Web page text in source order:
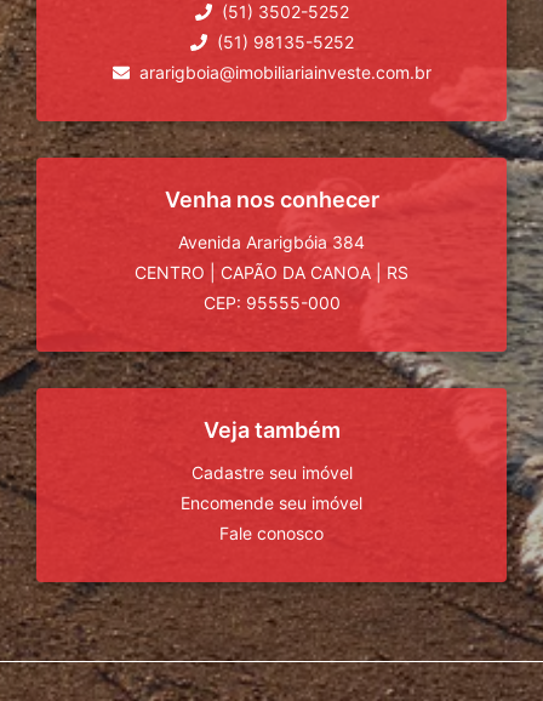
(51) 3502-5252
(51) 98135-5252
ararigboia@imobiliariainveste.com.br
Venha nos conhecer
Avenida Ararigbóia 384
CENTRO
CAPÃO DA CANOA
RS
CEP: 95555-000
Veja também
Cadastre seu imóvel
Encomende seu imóvel
Fale conosco